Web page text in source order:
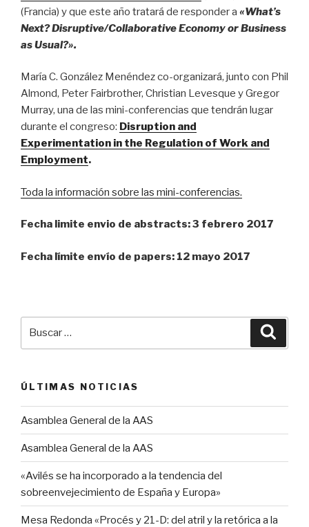
(Francia) y que este año tratará de responder a «What’s
Next? Disruptive/Collaborative Economy or Business
as Usual?».
María C. González Menéndez co-organizará, junto con Phil
Almond, Peter Fairbrother, Christian Levesque y Gregor
Murray, una de las mini-conferencias que tendrán lugar
durante el congreso: Disruption and
Experimentation in the Regulation of Work and
Employment.
Toda la información sobre las mini-conferencias.
Fecha limite envio de abstracts: 3 febrero 2017
Fecha límite envío de papers: 12 mayo 2017
ÚLTIMAS NOTICIAS
Asamblea General de la AAS
Asamblea General de la AAS
«Avilés se ha incorporado a la tendencia del
sobreenvejecimiento de España y Europa»
Mesa Redonda «Procés y 21-D: del atril y la retórica a la